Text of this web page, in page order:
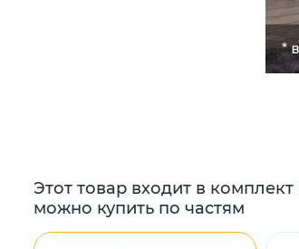
Этот товар входит в комплект
можно купить по частям